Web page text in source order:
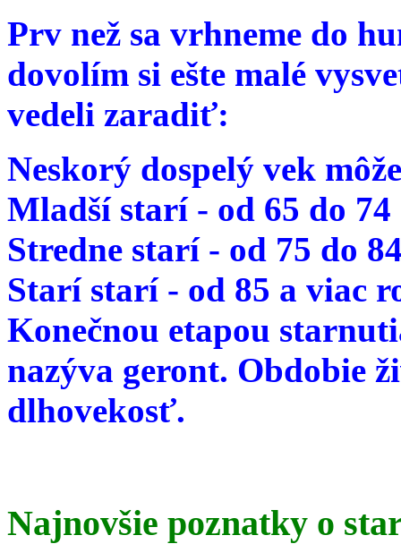
Prv než sa vrhneme do
dovolím si ešte malé
vedeli zaradiť:
Neskorý dospelý vek
Mladší starí - od 65 do
Stredne starí - od 75 do
Starí starí - od 85 a viac
Konečnou etapou
nazýva geront. Obdobie
dlhovekosť.
Najnovšie poznatky o